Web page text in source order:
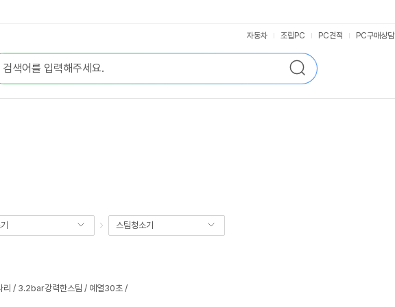
검
색
자동차 조립PC PC견적 PC구매상담
스팀청소기
리 / 3.2bar강력한스팀 / 예열30초 /